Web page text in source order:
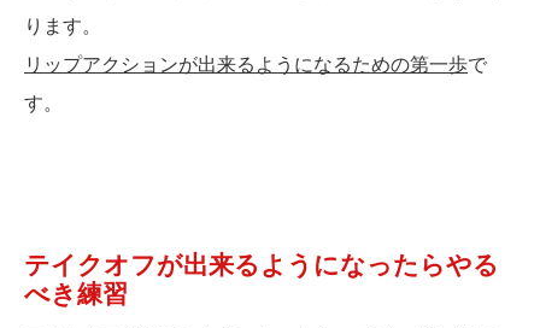
ります。
リップアクションが出来るようになるための第一歩で
す。
テイクオフが出来るようになったらやる
べき練習